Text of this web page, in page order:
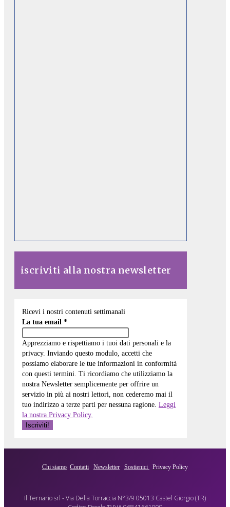
iscriviti alla nostra newsletter
Ricevi i nostri contenuti settimanali
La tua email *
Apprezziamo e rispettiamo i tuoi dati personali e la
privacy. Inviando questo modulo, accetti che
possiamo elaborare le tue informazioni in conformità
con questi termini. Ti ricordiamo che utilizziamo la
nostra Newsletter semplicemente per offrire un
servizio in più ai nostri lettori, non cederemo mai il
tuo indirizzo a terze parti per nessuna ragione. Leggi
la nostra Privacy Policy.
Chi siamo Contatti Newsletter Sostienici Privacy Policy
Il Ternario srl - Via Della Torraccia N°3/9 05013 Castel Giorgio (TR)